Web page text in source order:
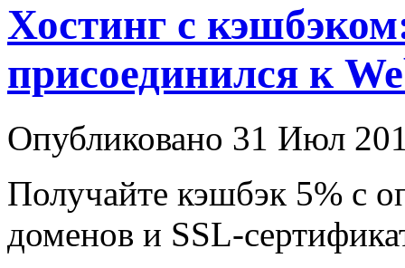
Хостинг с
присоединился к
Опубликовано 31 Июл
Получайте кэшбэк 5% с
доменов и SSL-